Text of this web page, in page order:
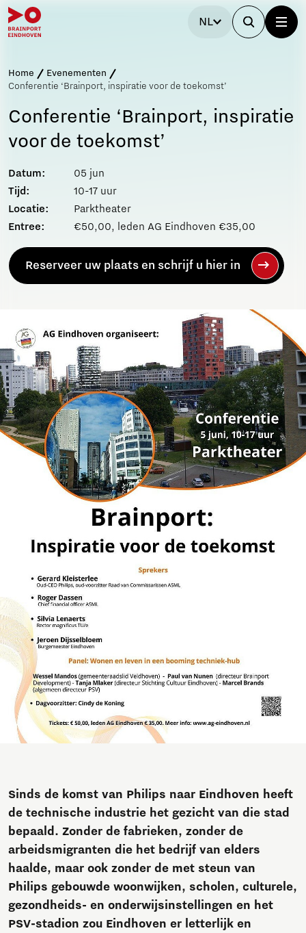
NL
Home
Evenementen
Conferentie ‘Brainport, inspiratie voor de toekomst’
Conferentie ‘Brainport, inspiratie
voor de toekomst’
Datum:
05 jun
Tijd:
10-17 uur
Locatie:
Parktheater
Entree:
€50,00, leden AG Eindhoven €35,00
Reserveer uw plaats en schrijf u hier in
Sinds de komst van Philips naar Eindhoven heeft
de technische industrie het gezicht van die stad
bepaald. Zonder de fabrieken, zonder de
arbeidsmigranten die het bedrijf van elders
haalde, maar ook zonder de met steun van
Philips gebouwde woonwijken, scholen, culturele,
gezondheids- en onderwijsinstellingen en het
PSV-stadion zou Eindhoven er letterlijk en